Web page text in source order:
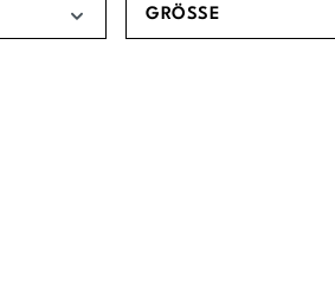
GRÖSSE